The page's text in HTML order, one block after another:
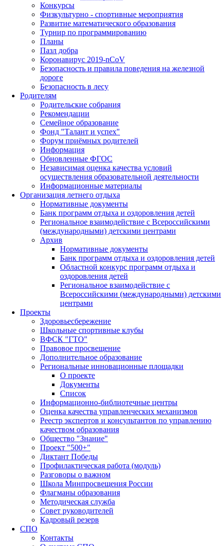
Конкурсы
Физкультурно - спортивные мероприятия
Развитие математического образования
Турнир по программированию
Планы
Пазл добра
Коронавирус 2019-nCoV
Безопасность и правила поведения на железной
дороге
Безопасность в лесу
Родителям
Родительские собрания
Рекомендации
Семейное образование
Фонд "Талант и успех"
Форум приёмных родителей
Информация
Обновленные ФГОС
Независимая оценка качества условий
осуществления образовательной деятельности
Информационные материалы
Организация летнего отдыха
Нормативные документы
Банк программ отдыха и оздоровления детей
Региональное взаимодействие с Всероссийскими
(международными) детскими центрами
Архив
Нормативные документы
Банк программ отдыха и оздоровления детей
Областной конкурс программ отдыха и
оздоровления детей
Региональное взаимодействие с
Всероссийскими (международными) детскими
центрами
Проекты
Здоровьесбережение
Школьные спортивные клубы
ВФСК "ГТО"
Правовое просвещение
Дополнительное образование
Региональные инновационные площадки
О проекте
Документы
Список
Информационно-библиотечные центры
Оценка качества управленческих механизмов
Реестр экспертов и консультантов по управлению
качеством образования
Общество "Знание"
Проект "500+"
Диктант Победы
Профилактическая работа (модуль)
Разговоры о важном
Школа Минпросвещения России
Флагманы образования
Методическая служба
Совет руководителей
Кадровый резерв
СПО
Контакты